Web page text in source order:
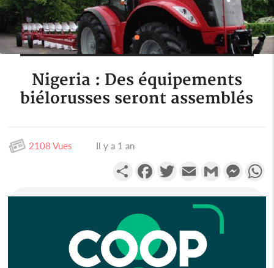
Nigeria : Des équipements
biélorusses seront assemblés
2108 Vues Il y a 1 an
PartagerFacebookTwitterEmail Gmail